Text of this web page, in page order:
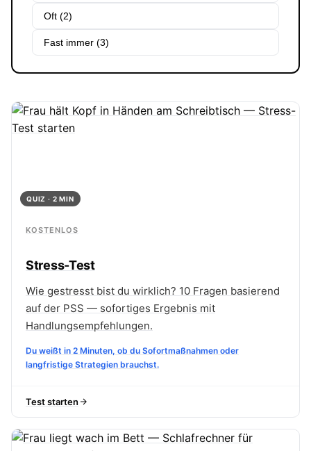
Oft (2)
Fast immer (3)
QUIZ · 2 MIN
KOSTENLOS
Stress-Test
Wie gestresst bist du wirklich? 10 Fragen basierend
auf der PSS — sofortiges Ergebnis mit
Handlungsempfehlungen.
Du weißt in 2 Minuten, ob du Sofortmaßnahmen oder
langfristige Strategien brauchst.
Test starten